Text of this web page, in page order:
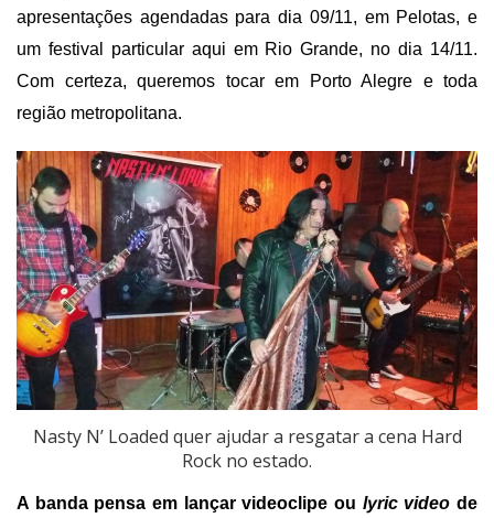
apresentações agendadas para dia 09/11, em Pelotas, e
um festival particular aqui em Rio Grande, no dia 14/11.
Com certeza, queremos tocar em Porto Alegre e toda
região metropolitana.
Nasty N’ Loaded quer ajudar a resgatar a cena Hard
Rock no estado.
A banda pensa em lançar videoclipe ou lyric video de